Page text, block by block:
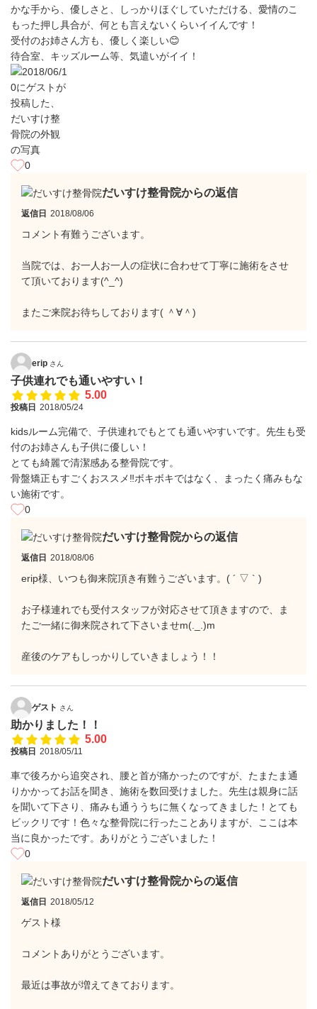
かな手から、優しさと、しっかりほぐしていただける、愛情のこ
もった押し具合が、何とも言えないくらいイイんです！
受付のお姉さん方も、優しく楽しい😊
待合室、キッズルーム等、気遣いがイイ！
0
だいすけ整骨院からの返信
返信日 2018/08/06
コメント有難うございます。
当院では、お一人お一人の症状に合わせて丁寧に施術をさせ
て頂いております(^_^)
またご来院お待ちしております( ＾∀＾)
erip さん
子供連れでも通いやすい！
5.00
投稿日 2018/05/24
kidsルーム完備で、子供連れでもとても通いやすいです。先生も受
付のお姉さんも子供に優しい！
とても綺麗で清潔感ある整骨院です。
骨盤矯正もすごくおススメ‼︎ボキボキではなく、まったく痛みもな
い施術です。
0
だいすけ整骨院からの返信
返信日 2018/08/06
erip様、いつも御来院頂き有難うございます。( ´ ▽ ` )
お子様連れでも受付スタッフが対応させて頂きますので、ま
たご一緒に御来院されて下さいませm(._.)m
産後のケアもしっかりしていきましょう！！
ゲスト さん
助かりました！！
5.00
投稿日 2018/05/11
車で後ろから追突され、腰と首が痛かったのですが、たまたま通
りかかってお話を聞き、施術を数回受けました。先生は親身に話
を聞いて下さり、痛みも通ううちに無くなってきました！とても
ビックリです！色々な整骨院に行ったことありますが、ここは本
当に良かったです。ありがとうございました！
0
だいすけ整骨院からの返信
返信日 2018/05/12
ゲスト様
コメントありがとうございます。
最近は事故が増えてきております。